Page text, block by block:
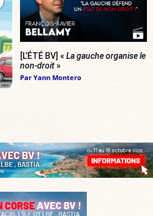
[L’ÉTÉ BV] « La gauche organise le
non-droit»
Par Yann Montero